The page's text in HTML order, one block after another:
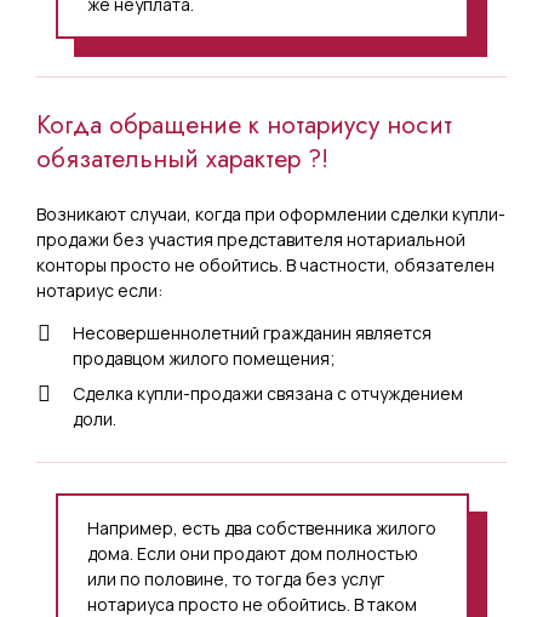
Когда обращение к нотариусу носит
обязательный характер ?!
Возникают случаи, когда при оформлении сделки купли-
продажи без участия представителя нотариальной
конторы просто не обойтись. В частности, обязателен
нотариус если:
Несовершеннолетний гражданин является
продавцом жилого помещения;
Сделка купли-продажи связана с отчуждением
доли.
Например, есть два собственника жилого
дома. Если они продают дом полностью
или по половине, то тогда без услуг
нотариуса просто не обойтись. В таком